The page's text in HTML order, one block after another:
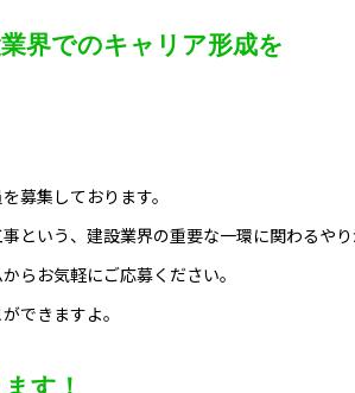
界でのキャリア形成を
募集しております。
という、建設業界の重要な一環に関わるやり
からお気軽にご応募ください。
できますよ。
す！